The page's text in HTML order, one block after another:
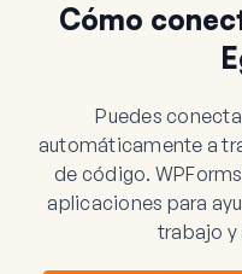
Cómo
Puedes
automáticamente a
de código.
aplicaciones para
trabajo y